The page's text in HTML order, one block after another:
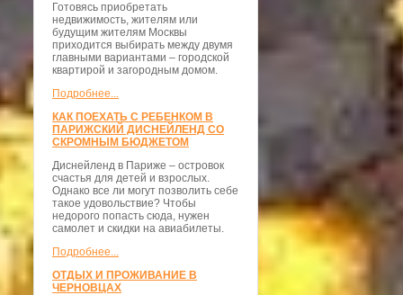
Готовясь приобретать
недвижимость, жителям или
будущим жителям Москвы
приходится выбирать между двумя
главными вариантами – городской
квартирой и загородным домом.
Подробнее...
КАК ПОЕХАТЬ С РЕБЕНКОМ В
ПАРИЖСКИЙ ДИСНЕЙЛЕНД СО
СКРОМНЫМ БЮДЖЕТОМ
Диснейленд в Париже – островок
счастья для детей и взрослых.
Однако все ли могут позволить себе
такое удовольствие? Чтобы
недорого попасть сюда, нужен
самолет и скидки на авиабилеты.
Подробнее...
ОТДЫХ И ПРОЖИВАНИЕ В
ЧЕРНОВЦАХ